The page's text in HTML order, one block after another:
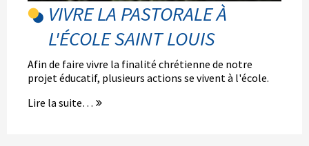
VIVRE LA PASTORALE À
L'ÉCOLE SAINT LOUIS
Afin de faire vivre la finalité chrétienne de notre
projet éducatif, plusieurs actions se vivent à l'école.
Lire la suite…